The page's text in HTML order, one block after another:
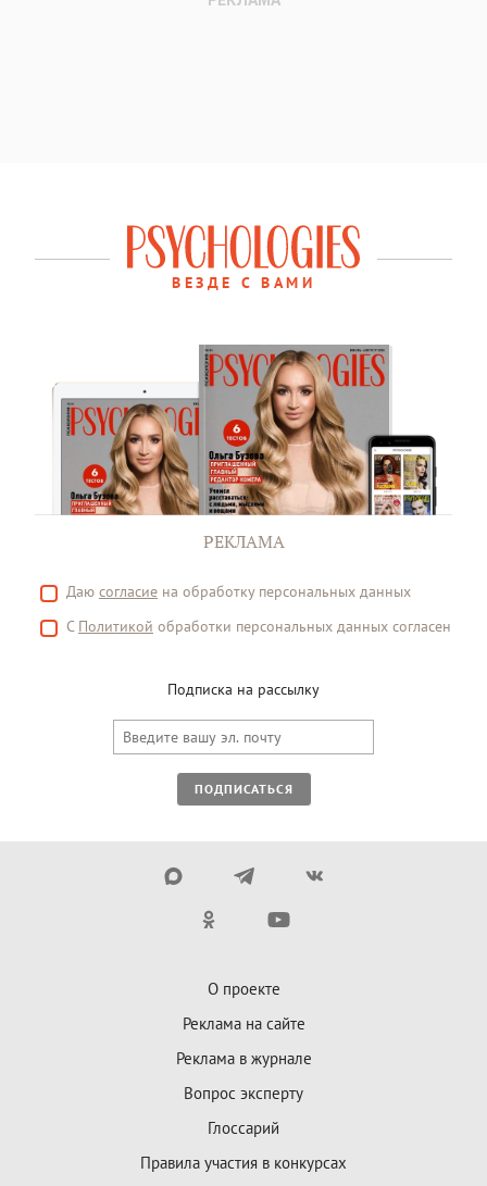
ВЕЗДЕ С ВАМИ
РЕКЛАМА
Даю согласие на обработку персональных данных
С Политикой обработки персональных данных согласен
Подписка на рассылку
ПОДПИСАТЬСЯ
О проекте
Реклама на сайте
Реклама в журнале
Вопрос эксперту
Глоссарий
Правила участия в конкурсах